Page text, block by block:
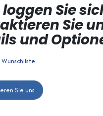
Sie
Sie
und
Sie uns